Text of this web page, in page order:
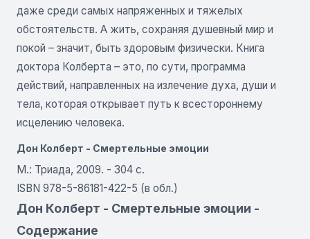
даже среди самых напряженных и тяжелых
обстоятельств. А жить, сохраняя душевный мир и
покой – значит, быть здоровым физически. Книга
доктора Колберта – это, по сути, программа
действий, направленных на излечение духа, души и
тела, которая открывает путь к всестороннему
исцелению человека.
Дон Колберт - Смертельные эмоции
М.: Триада, 2009. - 304 с.
ISBN 978-5-86181-422-5 (в обл.)
Дон Колберт - Смертельные эмоции -
Содержание